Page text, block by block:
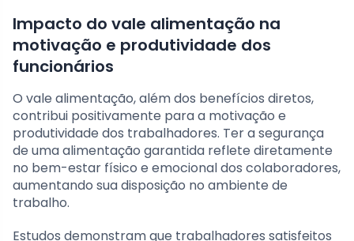
Impacto do vale alimentação na
motivação e produtividade dos
funcionários
O vale alimentação, além dos benefícios diretos,
contribui positivamente para a motivação e
produtividade dos trabalhadores. Ter a segurança
de uma alimentação garantida reflete diretamente
no bem-estar físico e emocional dos colaboradores,
aumentando sua disposição no ambiente de
trabalho.
Estudos demonstram que trabalhadores satisfeitos